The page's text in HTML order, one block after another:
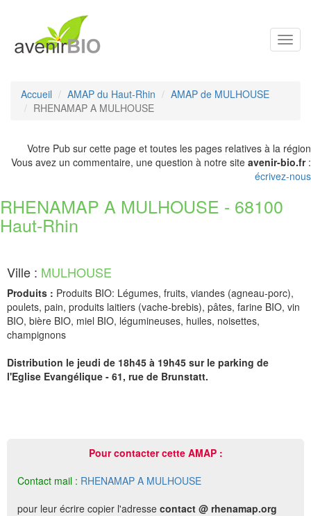
Accueil AMAP du Haut-Rhin
AMAP de MULHOUSE
RHENAMAP A MULHOUSE
Votre Pub sur cette page et toutes les pages relatives à la région
Vous avez un commentaire, une question à notre site avenir-bio.fr:
écrivez-nous
RHENAMAP A MULHOUSE - 68100
Haut-Rhin
Ville : MULHOUSE
Produits : Produits BIO: Légumes, fruits, viandes (agneau-porc),
poulets, pain, produits laitiers (vache-brebis), pâtes, farine BIO, vin
BIO, bière BIO, miel BIO, légumineuses, huiles, noisettes,
champignons
Distribution le jeudi de 18h45 à 19h45 sur le parking de
l'Eglise Evangélique - 61, rue de Brunstatt.
Pour contacter cette AMAP :
Contact mail : RHENAMAP A MULHOUSE
pour leur écrire copier l'adresse contact @ rhenamap.org